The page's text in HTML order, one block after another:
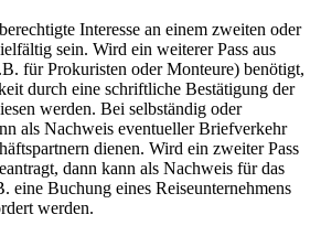
Interesse an einem zweiten oder
sein. Wird ein weiterer Pass aus
für Prokuristen oder Monteure) benötigt,
durch eine schriftliche Bestätigung der
werden. Bei selbständig oder
als Nachweis eventueller Briefverkehr
dienen. Wird ein zweiter Pass
dann kann als Nachweis für das
eine Buchung eines Reiseunternehmens
werden.